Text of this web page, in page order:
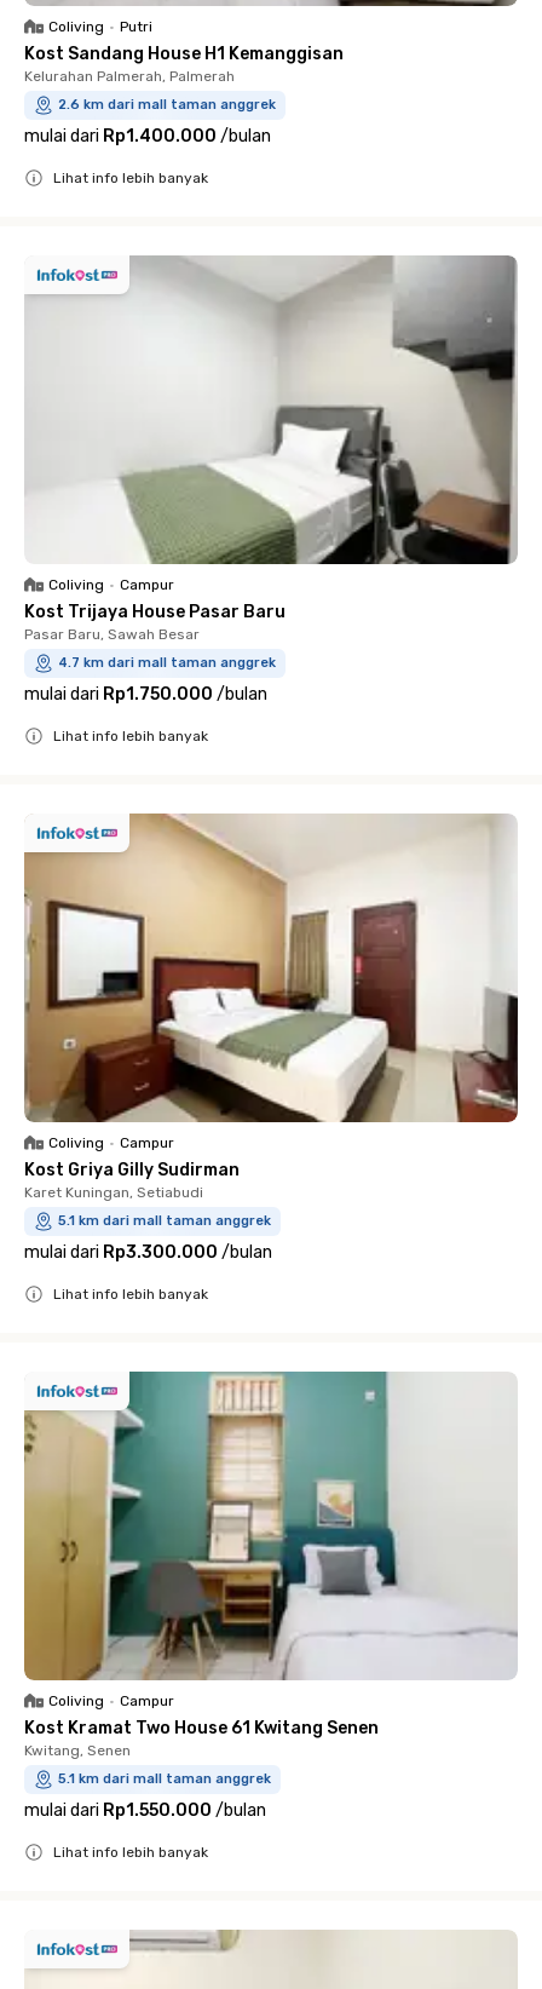
Coliving • Putri
Kost Sandang House H1 Kemanggisan
Kelurahan Palmerah, Palmerah
2.6 km dari mall taman anggrek
mulai dari Rp1.400.000 /bulan
Lihat info lebih banyak
Coliving • Campur
Kost Trijaya House Pasar Baru
Pasar Baru, Sawah Besar
4.7 km dari mall taman anggrek
mulai dari Rp1.750.000 /bulan
Lihat info lebih banyak
Coliving • Campur
Kost Griya Gilly Sudirman
Karet Kuningan, Setiabudi
5.1 km dari mall taman anggrek
mulai dari Rp3.300.000 /bulan
Lihat info lebih banyak
Coliving • Campur
Kost Kramat Two House 61 Kwitang Senen
Kwitang, Senen
5.1 km dari mall taman anggrek
mulai dari Rp1.550.000 /bulan
Lihat info lebih banyak